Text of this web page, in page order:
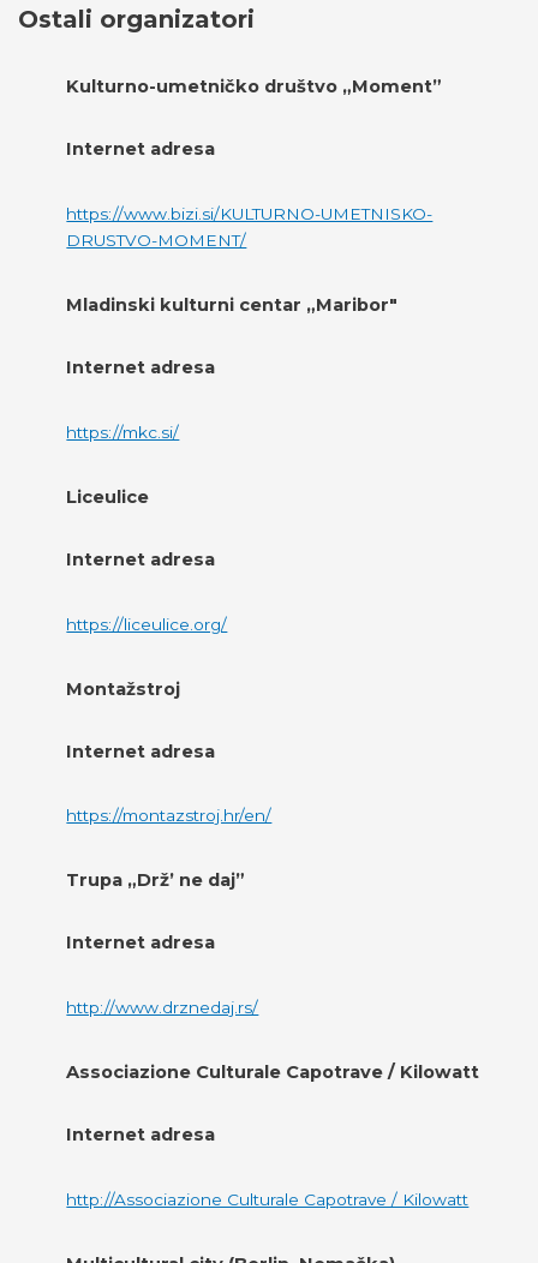
Ostali organizatori
Kulturno-umetničko društvo „Moment”
Internet adresa
https://www.bizi.si/KULTURNO-UMETNISKO-
DRUSTVO-MOMENT/
Mladinski kulturni centar „Maribor"
Internet adresa
https://mkc.si/
Liceulice
Internet adresa
https://liceulice.org/
Montažstroj
Internet adresa
https://montazstroj.hr/en/
Trupa „Drž’ ne daj”
Internet adresa
http://www.drznedaj.rs/
Associazione Culturale Capotrave / Kilowatt
Internet adresa
http://Associazione Culturale Capotrave / Kilowatt